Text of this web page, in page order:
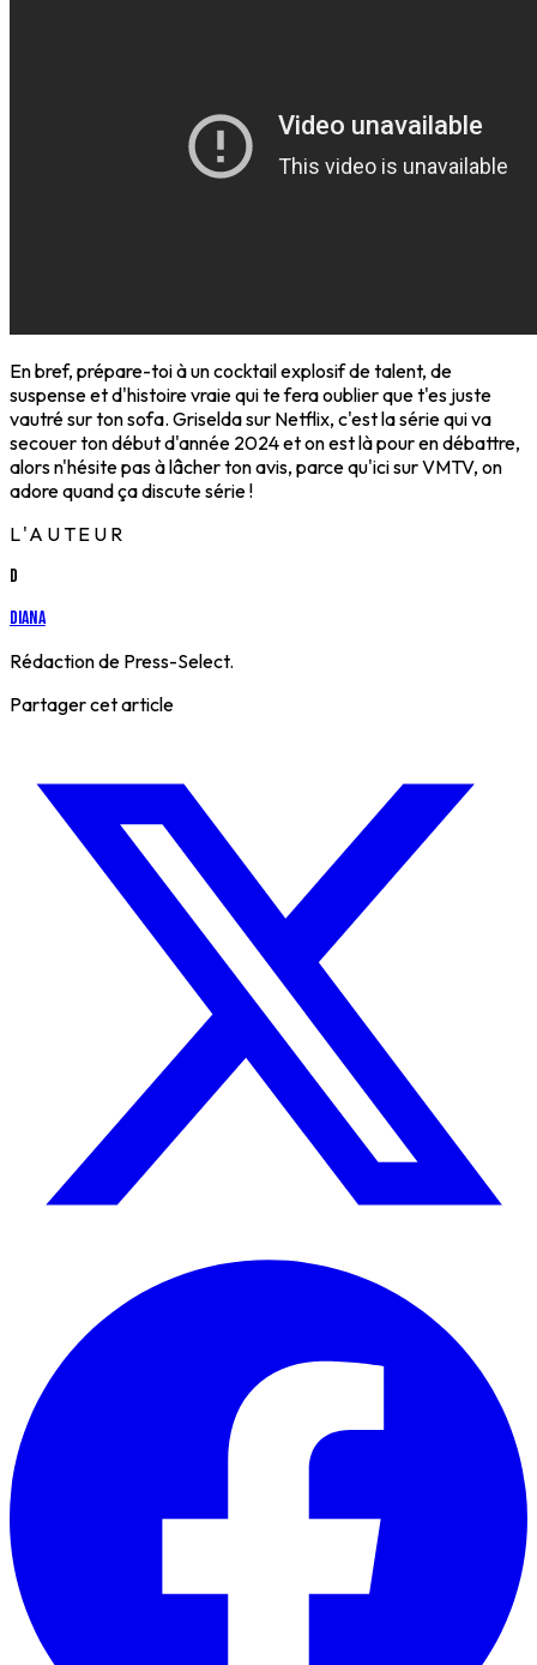
En bref, prépare-toi à un cocktail explosif de talent, de
suspense et d'histoire vraie qui te fera oublier que t'es juste
vautré sur ton sofa. Griselda sur Netflix, c'est la série qui va
secouer ton début d'année 2024 et on est là pour en débattre,
alors n'hésite pas à lâcher ton avis, parce qu'ici sur VMTV, on
adore quand ça discute série !
L'AUTEUR
D
Diana
Rédaction de Press-Select.
Partager cet article